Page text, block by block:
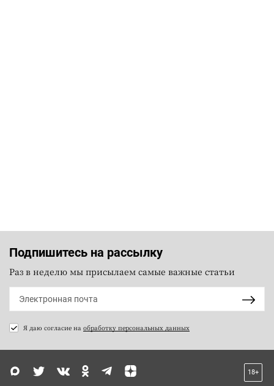
Подпишитесь на рассылку
Раз в неделю мы присылаем самые важные статьи
Я даю согласие на обработку персональных данных
18+